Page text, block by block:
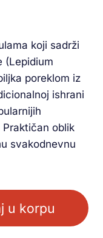
koji sadrži
(Lepidium
poreklom iz
ishrani
oblik
svakodnevnu
u korpu